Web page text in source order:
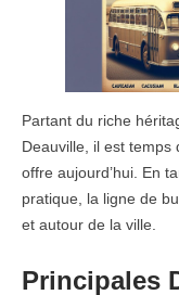
Partant du riche
Deauville, il est temps
offre aujourd’hui. En
pratique, la ligne de
et autour de la ville.
Principales